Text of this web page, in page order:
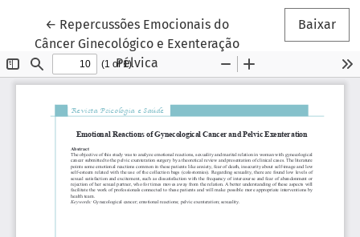
← Voltar aos Detalhes do Artigo
Repercussões Emocionais do
Câncer Ginecológico e Exenteração
Pélvica
Baixar